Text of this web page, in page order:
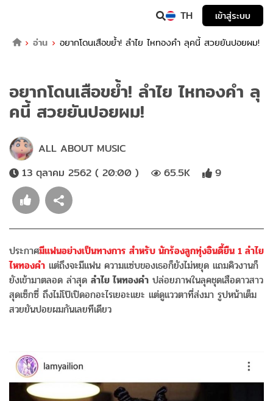
TH
เข้าสู่ระบบ
อ่าน
อยากโดนเสือขย้ำ! ลำไย ไหทองคำ ลุคนี้ สวยยันปอยผม!
อยากโดนเสือขย้ำ! ลำไย ไหทองคำ ลุ
คนี้ สวยยันปอยผม!
ALL ABOUT MUSIC
13 ตุลาคม 2562 ( 20:00 )
65.5K 9
ประกาศมีแฟนอย่างเป็นทางการ สำหรับ นักร้องลูกทุ่งอินดี้ยืน 1 ลำไย
ไหทองคำ แต่ถึงจะมีแฟน ความแซ่บของเธอก็ยังไม่หยุด แถมคิวงานก็
ยังเข้ามาตลอด ล่าสุด ลำไย ไหทองคำ ปล่อยภาพในลุคชุดเสือดาวสาว
สุดเซ็กซี่ ถึงไม่โป๊เปิดอกอะไรเยอะแยะ แต่ดูแววตาที่ส่งมา รูปหน้าเต็ม
สวยยันปอยผมกันเลยทีเดียว